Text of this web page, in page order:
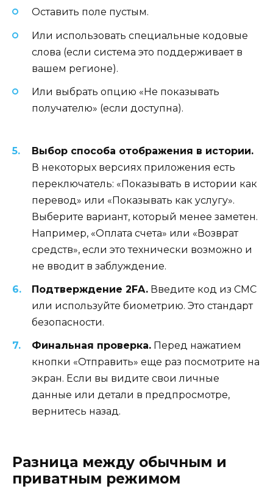
Оставить поле пустым.
Или использовать специальные кодовые
слова (если система это поддерживает в
вашем регионе).
Или выбрать опцию «Не показывать
получателю» (если доступна).
Выбор способа отображения в истории.
В некоторых версиях приложения есть
переключатель: «Показывать в истории как
перевод» или «Показывать как услугу».
Выберите вариант, который менее заметен.
Например, «Оплата счета» или «Возврат
средств», если это технически возможно и
не вводит в заблуждение.
Подтверждение 2FA. Введите код из СМС
или используйте биометрию. Это стандарт
безопасности.
Финальная проверка. Перед нажатием
кнопки «Отправить» еще раз посмотрите на
экран. Если вы видите свои личные
данные или детали в предпросмотре,
вернитесь назад.
Разница между обычным и
приватным режимом